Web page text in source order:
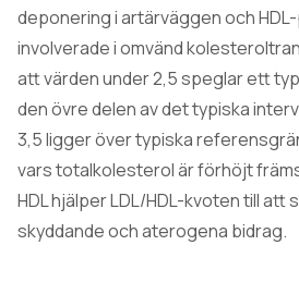
deponering i artärväggen och
involverade i omvänd
att värden under 2,5 speglar ett
den övre delen av det typiska
3,5 ligger över typiska
vars totalkolesterol är förhöjt
HDL hjälper LDL/HDL-kvoten till att
skyddande och aterogena bidrag.